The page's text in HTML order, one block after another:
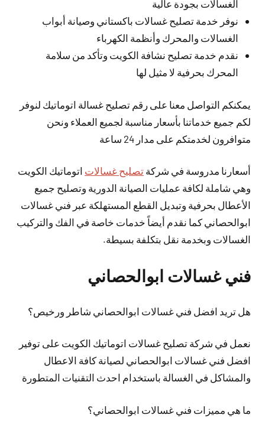
الغسالات بجودة عالية
نوفر خدمة تصليح غسالات باكستاني وصيانة أبواب
الغسالات والمحرك وأنظمة الكهرباء
نقدم خدمة تصليح نشافة الكويت وتأكد من سلامة
المحرك بحرفية لا مثيل لها
يمكنكم التواصل معنا على رقم تصليح غسالة اتوماتيك لنوفر
لكم جميع خدماتنا بأسعار مناسبة لجميع العملاء ونحن
متوافرون لخدمتكم على مدار 24 ساعة
أسعارنا مدروسة في شركة تصليح غسالات اتوماتيك الكويت
وهي شاملة لكافة عمليات الصيانة الدورية وتصليح جميع
الأعطال بحرفية وتبديل القطع المستهلكة عبر فني غسالات
ابوالحصاني كما نقدم أيضاً خدمات خاصة في الفك والتركيب
الغسالات وبخدمة نقل بتكلفة بسيطة.
فني غسالات ابوالحصاني
هل تريد افضل فني غسالات ابوالحصاني شاطر ورخيص؟
نعمل في شركة تصليح غسالات اتوماتيك الكويت على توفير
افضل فني غسالات ابوالحصاني لصيانة كافة الاعطال
والمشاكل في الغسالة باستخدام احدث التقنيات المتطورة
ما هي مميزات فني غسالات ابوالحصاني؟